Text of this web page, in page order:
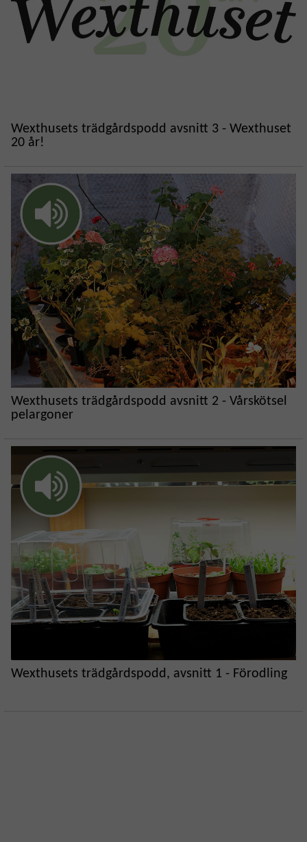
Wexthusets trädgårdspodd avsnitt 3 - Wexthuset
20 år!
Wexthusets trädgårdspodd avsnitt 2 - Vårskötsel
pelargoner
Wexthusets trädgårdspodd, avsnitt 1 - Förodling